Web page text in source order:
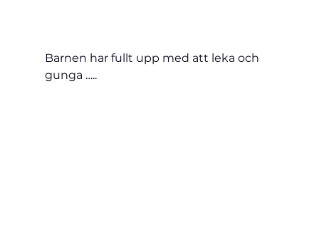
Barnen har fullt upp med att leka och
gunga …..